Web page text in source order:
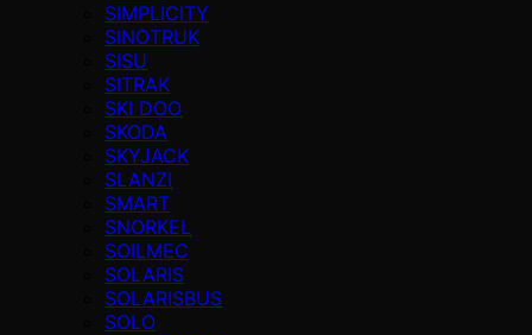
SIMPLICITY
SINOTRUK
SISU
SITRAK
SKI DOO
SKODA
SKYJACK
SLANZI
SMART
SNORKEL
SOILMEC
SOLARIS
SOLARISBUS
SOLO